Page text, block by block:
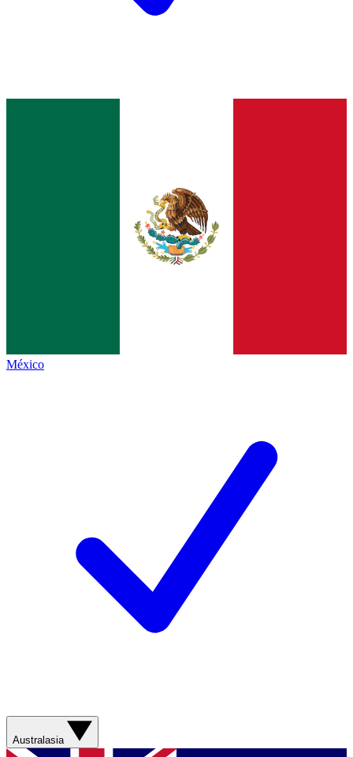
México
Australasia